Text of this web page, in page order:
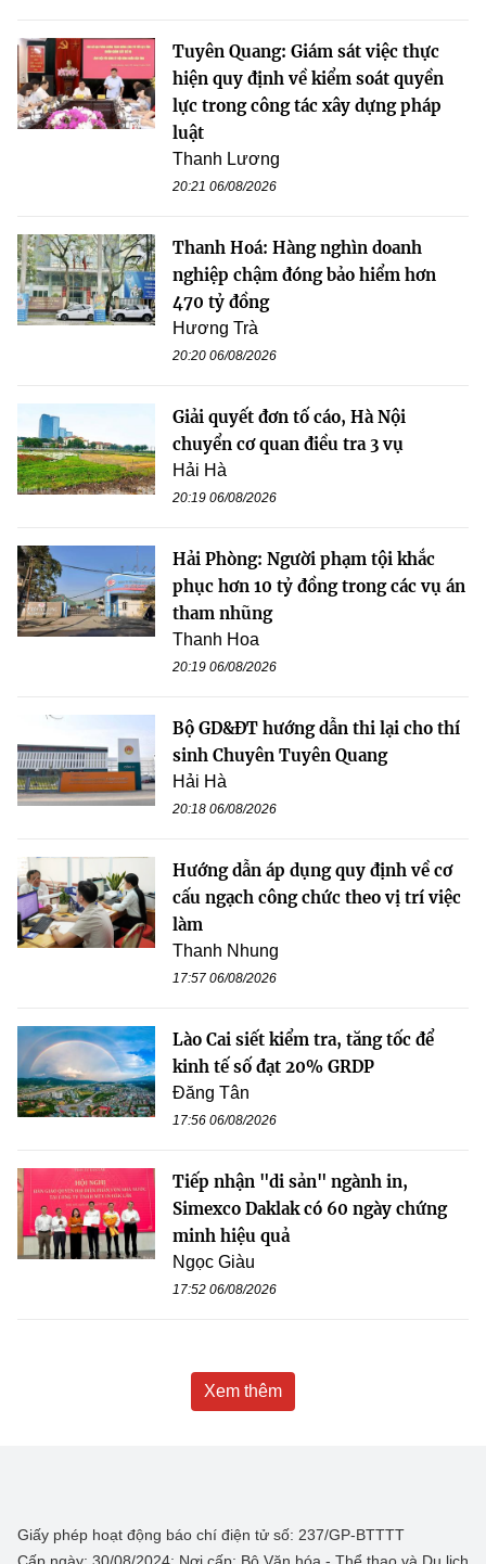
Tuyên Quang: Giám sát việc thực
hiện quy định về kiểm soát quyền
lực trong công tác xây dựng pháp
luật
Thanh Lương
20:21 06/08/2026
Thanh Hoá: Hàng nghìn doanh
nghiệp chậm đóng bảo hiểm hơn
470 tỷ đồng
Hương Trà
20:20 06/08/2026
Giải quyết đơn tố cáo, Hà Nội
chuyển cơ quan điều tra 3 vụ
Hải Hà
20:19 06/08/2026
Hải Phòng: Người phạm tội khắc
phục hơn 10 tỷ đồng trong các vụ án
tham nhũng
Thanh Hoa
20:19 06/08/2026
Bộ GD&ĐT hướng dẫn thi lại cho thí
sinh Chuyên Tuyên Quang
Hải Hà
20:18 06/08/2026
Hướng dẫn áp dụng quy định về cơ
cấu ngạch công chức theo vị trí việc
làm
Thanh Nhung
17:57 06/08/2026
Lào Cai siết kiểm tra, tăng tốc để
kinh tế số đạt 20% GRDP
Đăng Tân
17:56 06/08/2026
Tiếp nhận "di sản" ngành in,
Simexco Daklak có 60 ngày chứng
minh hiệu quả
Ngọc Giàu
17:52 06/08/2026
Xem thêm
Giấy phép hoạt động báo chí điện tử số: 237/GP-BTTTT
Cấp ngày: 30/08/2024; Nơi cấp: Bộ Văn hóa - Thể thao và Du lịch